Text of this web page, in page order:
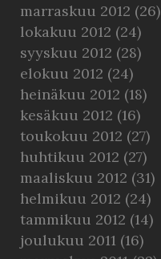
marraskuu 2012 (26)
lokakuu 2012 (24)
syyskuu 2012 (28)
elokuu 2012 (24)
heinäkuu 2012 (18)
kesäkuu 2012 (16)
toukokuu 2012 (27)
huhtikuu 2012 (27)
maaliskuu 2012 (31)
helmikuu 2012 (24)
tammikuu 2012 (14)
joulukuu 2011 (16)